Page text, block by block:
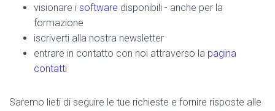
visionare i software disponibili - anche per la
formazione
iscriverti alla nostra newsletter
entrare in contatto con noi attraverso la pagina
contatti
Saremo lieti di seguire le tue richieste e fornire risposte alle